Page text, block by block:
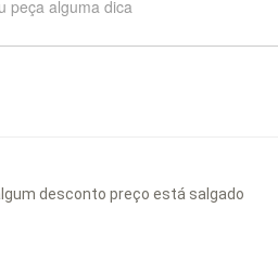
desconto preço está salgado